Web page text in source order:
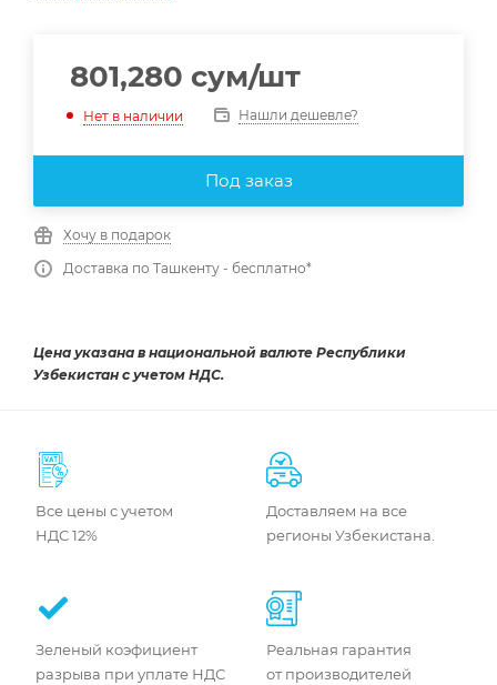
801,280 сум/шт
Нет в наличии Нашли дешевле?
Под заказ
Хочу в подарок
Доставка по Ташкенту - бесплатно*
Цена указана в национальной валюте Республики
Узбекистан с учетом НДС.
Все цены с учетом
НДС 12%
Доставляем на все
регионы Узбекистана.
Зеленый коэфициент
разрыва при уплате НДС
Реальная гарантия
от производителей